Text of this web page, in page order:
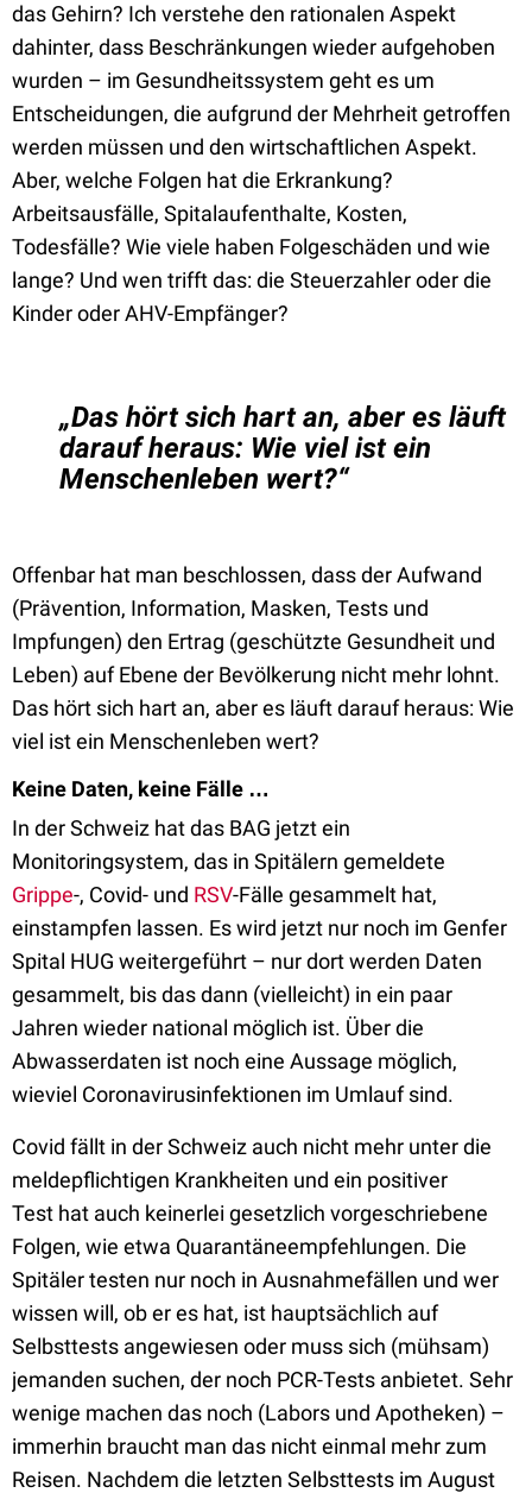
das Gehirn? Ich verstehe den rationalen Aspekt
dahinter, dass Beschränkungen wieder aufgehoben
wurden – im Gesundheitssystem geht es um
Entscheidungen, die aufgrund der Mehrheit getroffen
werden müssen und den wirtschaftlichen Aspekt.
Aber, welche Folgen hat die Erkrankung?
Arbeitsausfälle, Spitalaufenthalte, Kosten,
Todesfälle? Wie viele haben Folgeschäden und wie
lange? Und wen trifft das: die Steuerzahler oder die
Kinder oder AHV-Empfänger?
„Das hört sich hart an, aber es läuft
darauf heraus: Wie viel ist ein
Menschenleben wert?“
Offenbar hat man beschlossen, dass der Aufwand
(Prävention, Information, Masken, Tests und
Impfungen) den Ertrag (geschützte Gesundheit und
Leben) auf Ebene der Bevölkerung nicht mehr lohnt.
Das hört sich hart an, aber es läuft darauf heraus: Wie
viel ist ein Menschenleben wert?
Keine Daten, keine Fälle …
In der Schweiz hat das BAG jetzt ein
Monitoringsystem, das in Spitälern gemeldete
Grippe-, Covid- und RSV-Fälle gesammelt hat,
einstampfen lassen. Es wird jetzt nur noch im Genfer
Spital HUG weitergeführt – nur dort werden Daten
gesammelt, bis das dann (vielleicht) in ein paar
Jahren wieder national möglich ist. Über die
Abwasserdaten ist noch eine Aussage möglich,
wieviel Coronavirusinfektionen im Umlauf sind.
Covid fällt in der Schweiz auch nicht mehr unter die
meldepflichtigen Krankheiten und ein positiver
Test hat auch keinerlei gesetzlich vorgeschriebene
Folgen, wie etwa Quarantäneempfehlungen. Die
Spitäler testen nur noch in Ausnahmefällen und wer
wissen will, ob er es hat, ist hauptsächlich auf
Selbsttests angewiesen oder muss sich (mühsam)
jemanden suchen, der noch PCR-Tests anbietet. Sehr
wenige machen das noch (Labors und Apotheken) –
immerhin braucht man das nicht einmal mehr zum
Reisen. Nachdem die letzten Selbsttests im August